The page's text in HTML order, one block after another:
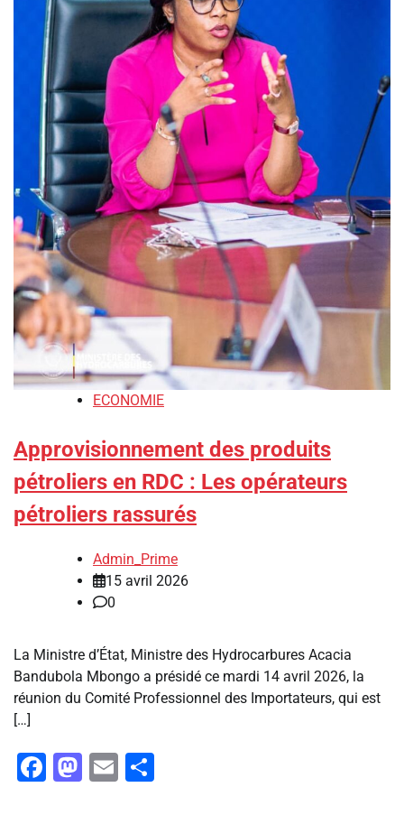
ECONOMIE
Approvisionnement des produits
pétroliers en RDC : Les opérateurs
pétroliers rassurés
Admin_Prime
15 avril 2026
0
La Ministre d’État, Ministre des Hydrocarbures Acacia
Bandubola Mbongo a présidé ce mardi 14 avril 2026, la
réunion du Comité Professionnel des Importateurs, qui est
[…]
Facebook
Mastodon
Email